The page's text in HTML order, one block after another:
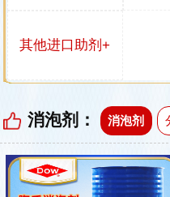
其他进口助剂+
消泡剂： 消泡剂